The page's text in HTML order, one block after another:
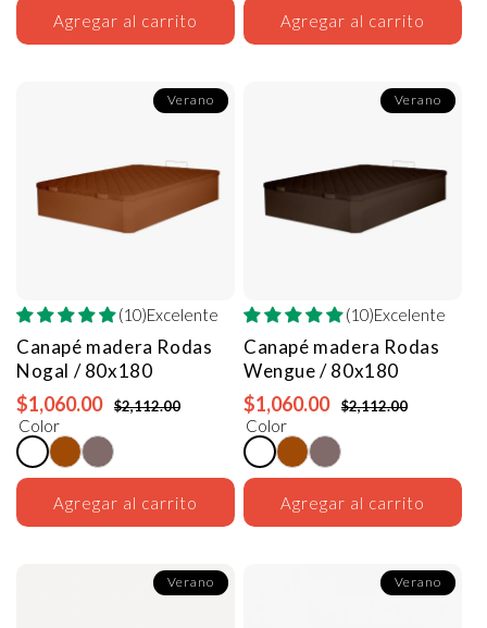
Agregar al carrito Agregar al carrito
Verano
(10)Excelente
Canapé madera Rodas
Nogal / 80x180
$1,060.00 $2,112.00
Color
Agregar al carrito
Verano
(10)Excelente
Canapé madera Rodas
Wengue / 80x180
$1,060.00 $2,112.00
Color
Agregar al carrito
Verano Verano